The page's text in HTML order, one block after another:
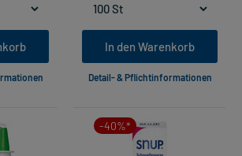
In den Warenkorb
Detail- & Pflichtinformationen
-40%*